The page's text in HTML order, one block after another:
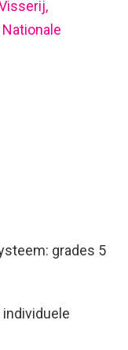
Nationale
grades 5